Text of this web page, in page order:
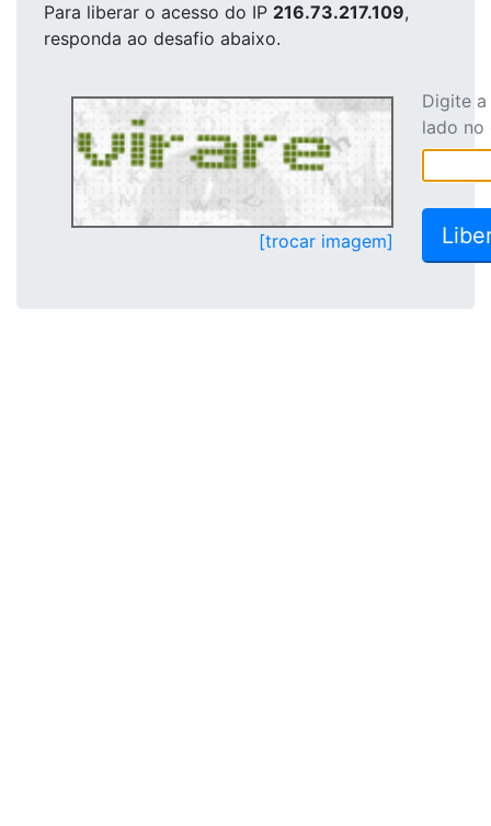
Para liberar o acesso do IP 216.73.217.109,
responda ao desafio abaixo.
[trocar imagem]
Digite
lado no